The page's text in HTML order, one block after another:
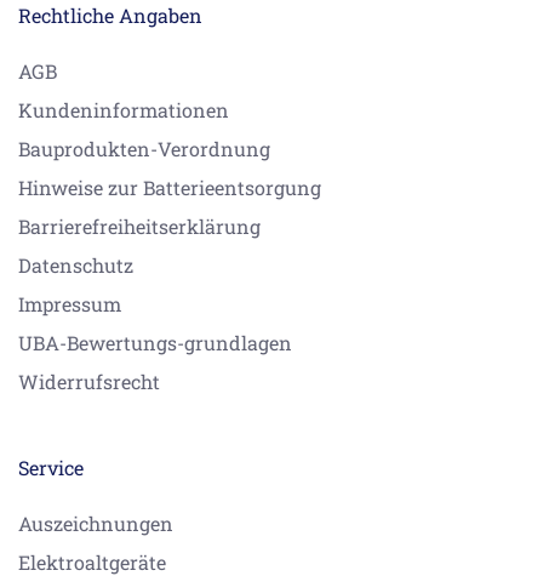
Rechtliche Angaben
AGB
Kundeninformationen
Bauprodukten-Verordnung
Hinweise zur Batterieentsorgung
Barrierefreiheitserklärung
Datenschutz
Impressum
UBA-Bewertungs-grundlagen
Widerrufsrecht
Service
Auszeichnungen
Elektroaltgeräte